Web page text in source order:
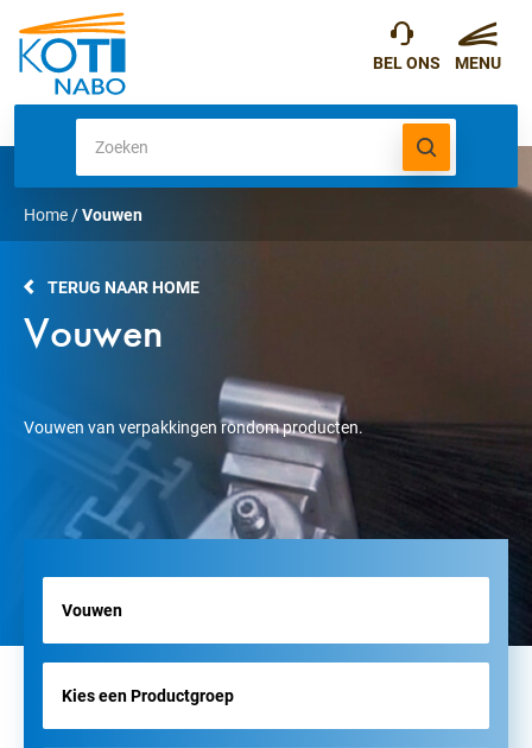
Home /Vouwen
TERUG NAAR HOME
Vouwen
Vouwen van verpakkingen rondom producten.